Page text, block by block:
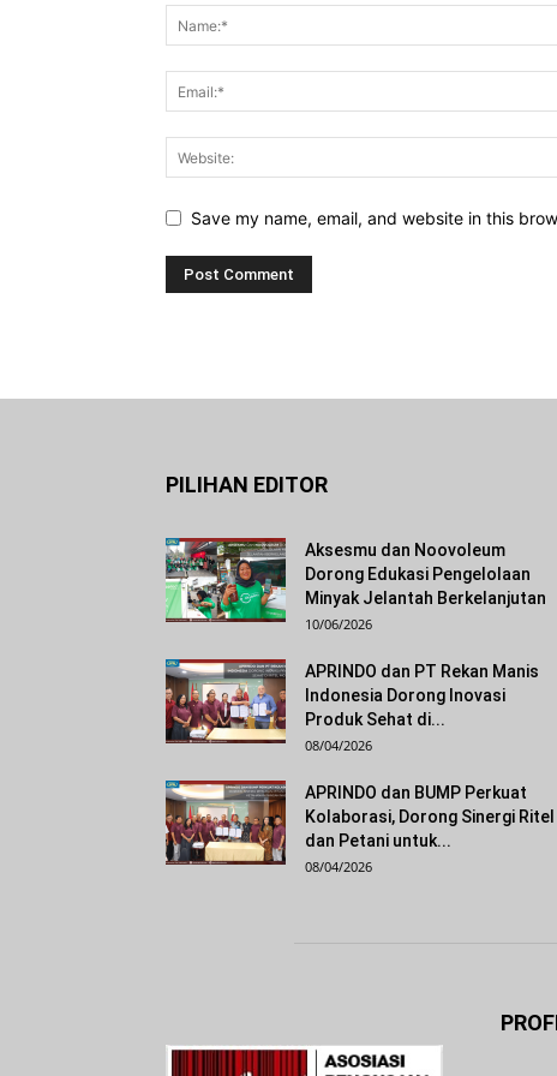
Save my name, email, and website in this
PILIHAN EDITOR
Aksesmu dan Noovoleum
Dorong Edukasi Pengelolaan
Minyak Jelantah Berkelanjutan
10/06/2026
APRINDO dan PT Rekan Manis
Indonesia Dorong Inovasi
Produk Sehat di...
08/04/2026
APRINDO dan BUMP Perkuat
Kolaborasi, Dorong Sinergi Ritel
dan Petani untuk...
08/04/2026